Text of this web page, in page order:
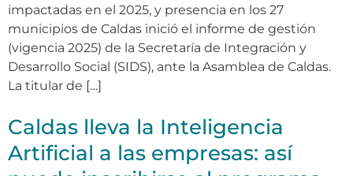
impactadas en el 2025, y presencia en los 27
municipios de Caldas inició el informe de gestión
(vigencia 2025) de la Secretaría de Integración y
Desarrollo Social (SIDS), ante la Asamblea de Caldas.
La titular de […]
Caldas lleva la Inteligencia
Artificial a las empresas: así